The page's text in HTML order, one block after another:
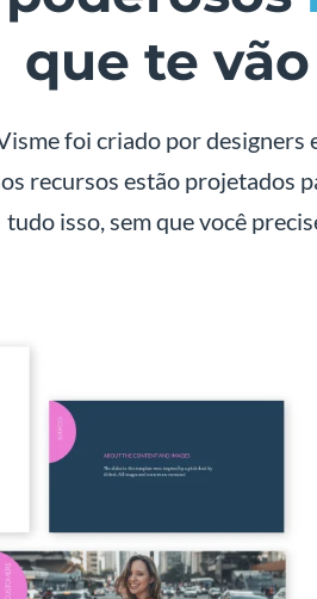
que te
foi criado por
recursos estão projetados
tudo isso, sem que você